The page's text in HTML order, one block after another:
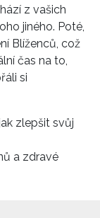
z vašich
jiného. Poté,
Blíženců, což
čas na to,
si
zlepšit svůj
a zdravé